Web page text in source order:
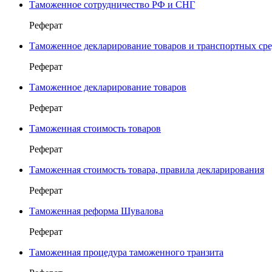
Таможенное сотрудничество РФ и СНГ
Реферат
Таможенное декларирование товаров и транспортных
Реферат
Таможенное декларирование товаров
Реферат
Таможенная стоимость товаров
Реферат
Таможенная стоимость товара, правила декларирования
Реферат
Таможенная реформа Шувалова
Реферат
Таможенная процедура таможенного транзита